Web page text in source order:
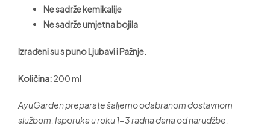
Ne sadrže kemikalije
Ne sadrže umjetna bojila
Izrađeni su s puno Ljubavi i Pažnje.
Količina:200 ml
AyuGarden preparate šaljemo odabranom dostavnom
službom. Isporuka u roku 1-3 radna dana od narudžbe.